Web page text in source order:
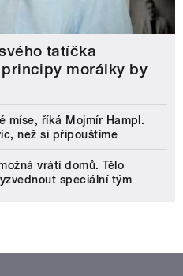
tatíčka
morálky by
míse, říká Mojmír Hampl.
než si připouštíme
vrátí domů. Tělo
speciální tým